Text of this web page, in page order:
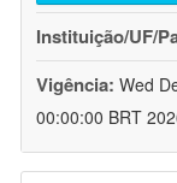
Instituição/UF/
Vigência: Wed
00:00:00 BRT